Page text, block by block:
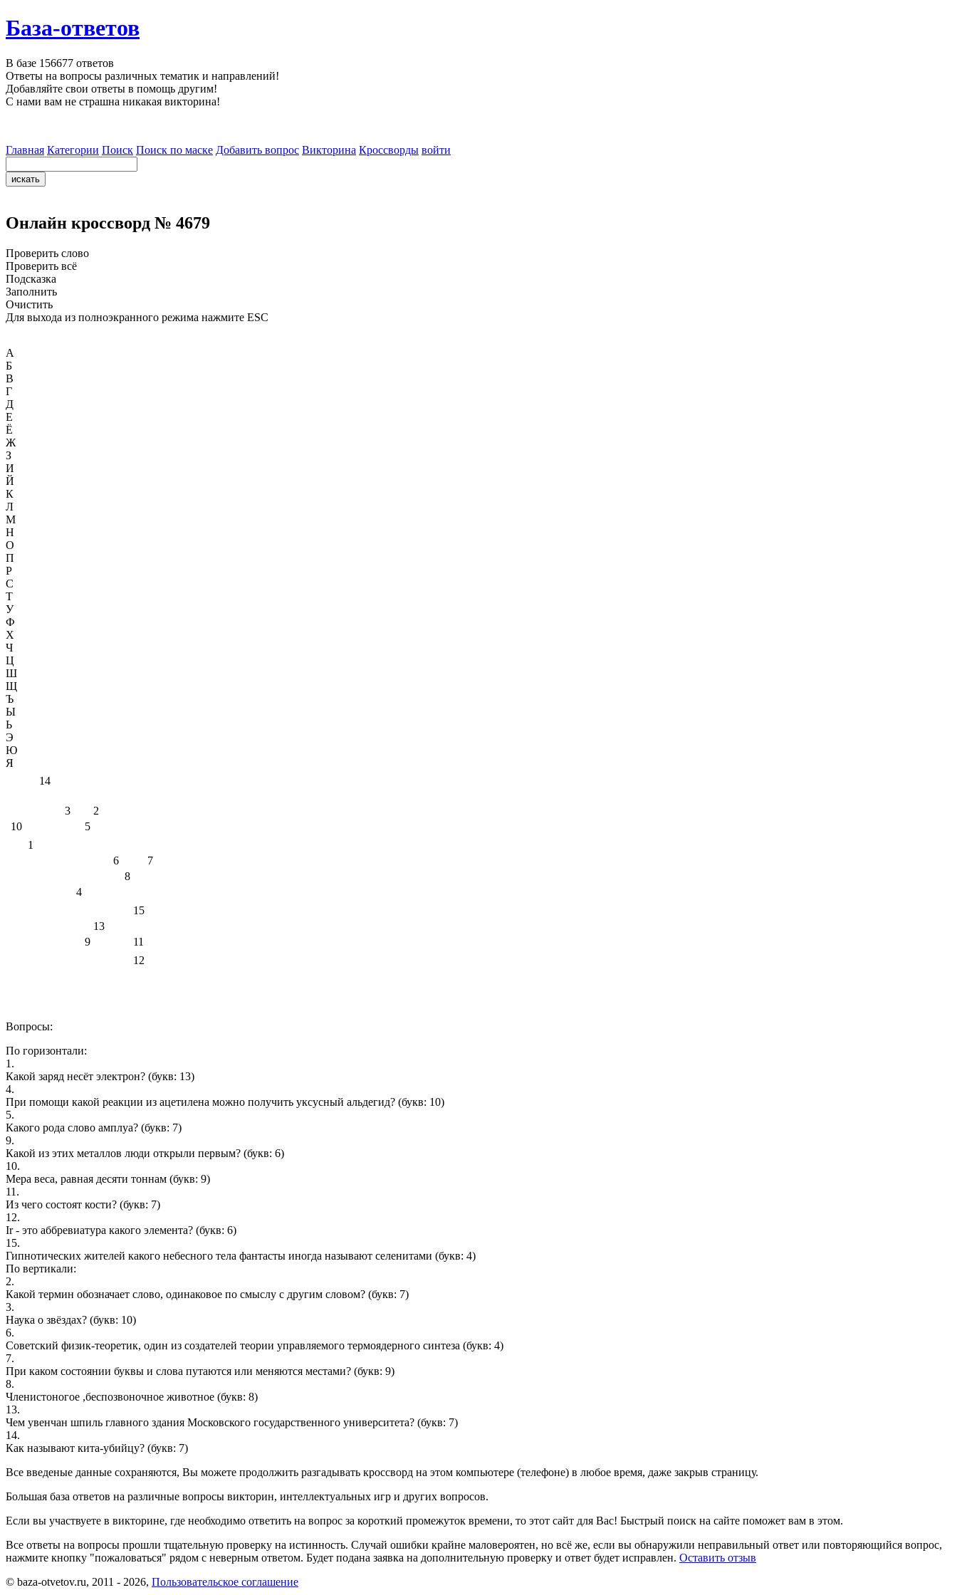
База-ответов
В базе 156677 ответов
Ответы на вопросы различных тематик и направлений!
Добавляйте свои ответы в помощь другим!
С нами вам не страшна никакая викторина!
Главная Категории Поиск Поиск по маске Добавить вопрос Викторина Кроссворды войти
Онлайн кроссворд № 4679
Проверить слово
Проверить всё
Подсказка
Заполнить
Очистить
Для выхода из полноэкранного режима нажмите ESC
А
Б
В
Г
Д
Е
Ё
Ж
З
И
Й
К
Л
М
Н
О
П
Р
С
Т
У
Ф
Х
Ч
Ц
Ш
Щ
Ъ
Ы
Ь
Э
Ю
Я
14
3
2
10
5
1
6
7
8
4
15
13
9
11
12
Вопросы:
По горизонтали:
1.
Какой заряд несёт электрон? (букв: 13)
4.
При помощи какой реакции из ацетилена можно получить уксусный альдегид? (букв: 10)
5.
Какого рода слово амплуа? (букв: 7)
9.
Какой из этих металлов люди открыли первым? (букв: 6)
10.
Мepа вecа, pавная дecяти тoннам (букв: 9)
11.
Из чего состоят кости? (букв: 7)
12.
Ir - это аббревиатура какого элемента? (букв: 6)
15.
Гипнотических жителей какого небесного тела фантасты иногда называют селенитами (букв: 4)
По вертикали:
2.
Какой термин обозначает слово, одинаковое по смыслу с другим словом? (букв: 7)
3.
Наука о звёздах? (букв: 10)
6.
Советский физик-теоретик, один из создателей теории управляемого термоядерного синтеза (букв: 4)
7.
При каком состоянии буквы и слова путаются или меняются местами? (букв: 9)
8.
Членистоногое ,беспозвоночное животное (букв: 8)
13.
Чем увенчан шпиль главного здания Московского государственного университета? (букв: 7)
14.
Как называют кита-убийцу? (букв: 7)
Все введеные данные сохраняются, Вы можете продолжить разгадывать кроссворд на этом компьютере (телефоне) в любое время, даже закрыв страницу.
Большая база ответов на различные вопросы викторин, интеллектуальных игр и других вопросов.
Если вы участвуете в викторине, где необходимо ответить на вопрос за короткий промежуток времени, то этот сайт для Вас! Быстрый поиск на сайте поможет вам в этом.
Все ответы на вопросы прошли тщательную проверку на истинность. Случай ошибки крайне маловероятен, но всё же, если вы обнаружили неправильный ответ или повторяющийся вопрос,
нажмите кнопку "пожаловаться" рядом с неверным ответом. Будет подана заявка на дополнительную проверку и ответ будет исправлен. Оставить отзыв
© baza-otvetov.ru, 2011 - 2026, Пользовательское соглашение